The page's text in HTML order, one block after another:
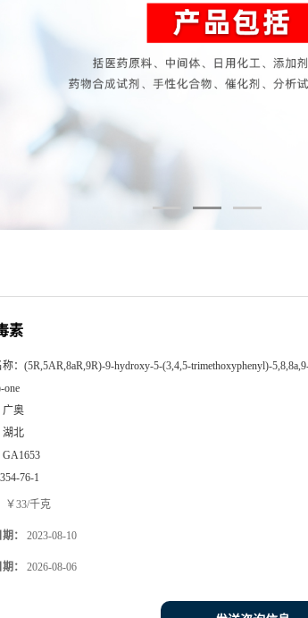
素
： (5R,5AR,8aR,9R)-9-hydroxy-5-(3,4,5-trimethoxyphenyl)-
one
广奥
湖北
GA1653
76-1
￥33/千克
： 2023-08-10
： 2026-08-06